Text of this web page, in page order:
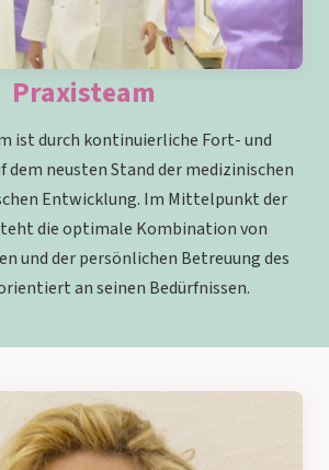
Praxisteam
ist durch kontinuierliche Fort- und
dem neusten Stand der medizinischen
Entwicklung. Im Mittelpunkt der
die optimale Kombination von
und der persönlichen Betreuung des
an seinen Bedürfnissen.